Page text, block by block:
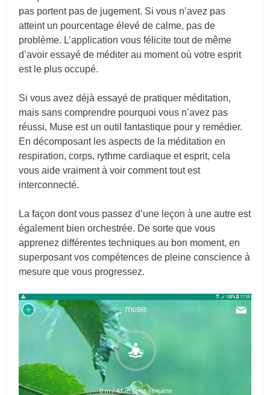
pas portent pas de jugement. Si vous n’avez pas
atteint un pourcentage élevé de calme, pas de
problème. L’application vous félicite tout de même
d’avoir essayé de méditer au moment où votre esprit
est le plus occupé.
Si vous avez déjà essayé de pratiquer méditation,
mais sans comprendre pourquoi vous n’avez pas
réussi, Muse est un outil fantastique pour y remédier.
En décomposant les aspects de la méditation en
respiration, corps, rythme cardiaque et esprit, cela
vous aide vraiment à voir comment tout est
interconnecté.
La façon dont vous passez d’une leçon à une autre est
également bien orchestrée. De sorte que vous
apprenez différentes techniques au bon moment, en
superposant vos compétences de pleine conscience à
mesure que vous progressez.